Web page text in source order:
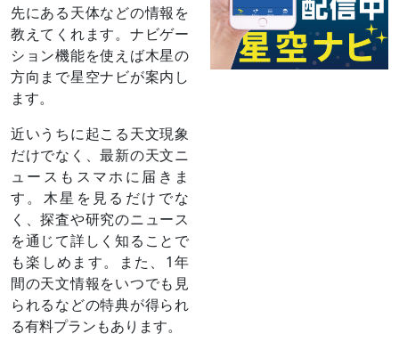
12月29日
月（月齢6）
と接近
（›› 解説 ）
夕方～深夜
1月26日
細い月（月
（›› 解説 ）
夕方～宵
2月23日
細い月（月
齢3）と並ぶ
夕方～宵
南米で木星食（日本時間8時ごろ）
2月下旬
～3月上旬
金星と大接
近
（›› 解説）
夕方～宵
最接近3月2日ごろ
3月23日
細い月（月
齢2）と並ぶ
夕方
南太平洋～南米で木星食（日本時間6時
ごろ）
3月下旬
水星と大接
近
（›› 解説 ）
夕方
最接近28日ごろ
先にある天体などの情報を
教えてくれます。ナビゲー
ション機能を使えば木星の
方向まで星空ナビが案内し
ます。
近いうちに起こる天文現象
だけでなく、最新の天文ニ
ュースもスマホに届きま
す。木星を見るだけでな
く、探査や研究のニュース
を通じて詳しく知ることで
も楽しめます。また、1年
間の天文情報をいつでも見
られるなどの特典が得られ
る有料プランもあります。